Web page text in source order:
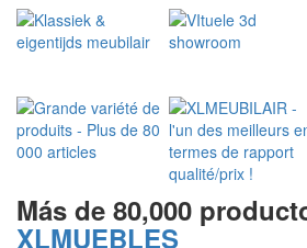
Más de 80,000
XLMUEBLES